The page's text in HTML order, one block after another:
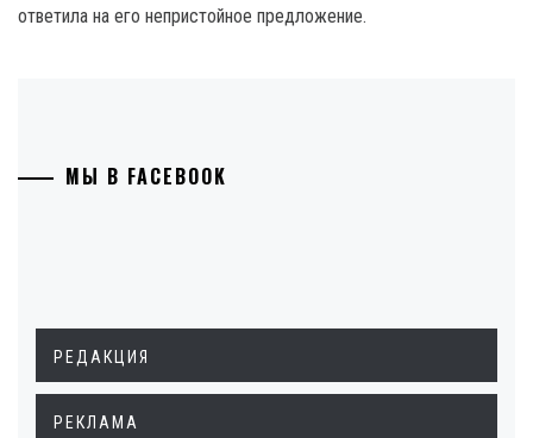
ответила на его непристойное предложение.
МЫ В FACEBOOK
РЕДАКЦИЯ
РЕКЛАМА